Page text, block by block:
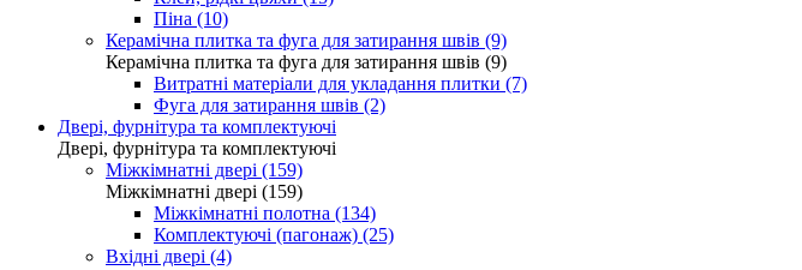
Піна (10)
Керамічна плитка та фуга для затирання швів (9)
Керамічна плитка та фуга для затирання швів (9)
Витратні матеріали для укладання плитки (7)
Фуга для затирання швів (2)
Двері, фурнітура та комплектуючі
Двері, фурнітура та комплектуючі
Міжкімнатні двері (159)
Міжкімнатні двері (159)
Міжкімнатні полотна (134)
Комплектуючі (пагонаж) (25)
Вхідні двері (4)